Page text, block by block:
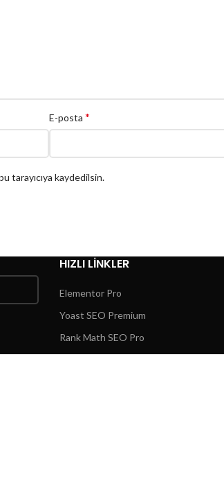
E-posta *
tarayıcıya kaydedilsin.
HIZLI LINKLER
Elementor Pro
Yoast SEO Premium
Rank Math SEO Pro